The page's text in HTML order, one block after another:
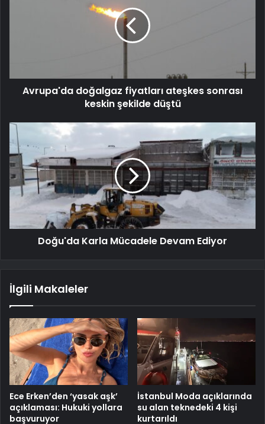
Avrupa'da doğalgaz fiyatları ateşkes sonrası
keskin şekilde düştü
Doğu'da Karla Mücadele Devam Ediyor
İlgili Makaleler
Ece Erken’den ‘yasak aşk’
açıklaması: Hukuki yollara
başvuruyor
İstanbul Moda açıklarında
su alan teknedeki 4 kişi
kurtarıldı